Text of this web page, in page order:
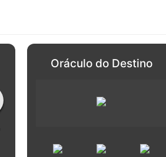
Oráculo do Destino